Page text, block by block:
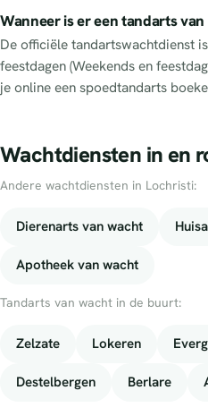
Wanneer is er een tandarts
De officiële tandartswachtdienst
feestdagen (Weekends en
je online een spoedtandarts
Wachtdiensten in en
Andere wachtdiensten in Lochristi:
Dierenarts van wacht
Apotheek van wacht
Tandarts van wacht in de buurt:
Zelzate Lokeren
Destelbergen Berlare